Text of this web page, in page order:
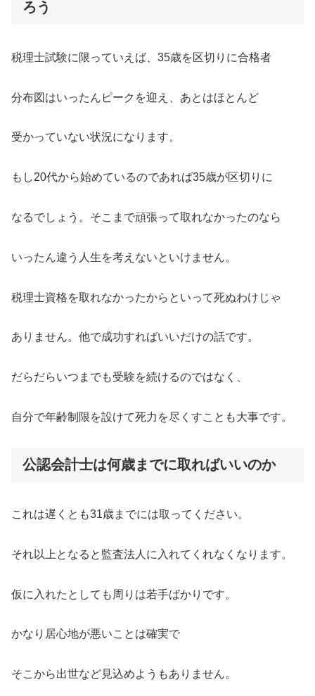
ろう
税理士試験に限っていえば、35歳を区切りに合格者
分布図はいったんピークを迎え、あとはほとんど
受かっていない状況になります。
もし20代から始めているのであれば35歳が区切りに
なるでしょう。そこまで頑張って取れなかったのなら
いったん違う人生を考えないといけません。
税理士資格を取れなかったからといって死ぬわけじゃ
ありません。他で成功すればいいだけの話です。
だらだらいつまでも受験を続けるのではなく、
自分で年齢制限を設けて死力を尽くすことも大事です。
公認会計士は何歳までに取ればいいのか
これは遅くとも31歳までには取ってください。
それ以上となると監査法人に入れてくれなくなります。
仮に入れたとしても周りは若手ばかりです。
かなり居心地が悪いことは確実で
そこから出世など見込めようもありません。